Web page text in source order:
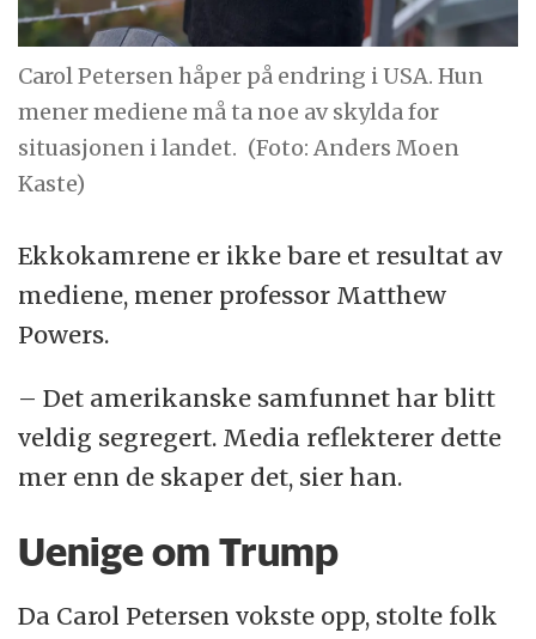
Carol Petersen håper på endring i USA. Hun
mener mediene må ta noe av skylda for
situasjonen i landet. (Foto: Anders Moen
Kaste)
Ekkokamrene er ikke bare et resultat av
mediene, mener professor Matthew
Powers.
– Det amerikanske samfunnet har blitt
veldig segregert. Media reflekterer dette
mer enn de skaper det, sier han.
Uenige om Trump
Da Carol Petersen vokste opp, stolte folk